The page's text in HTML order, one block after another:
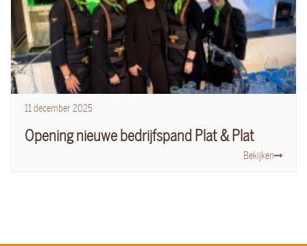
11 december 2025
Opening nieuwe bedrijfspand Plat & Plat
Bekijken